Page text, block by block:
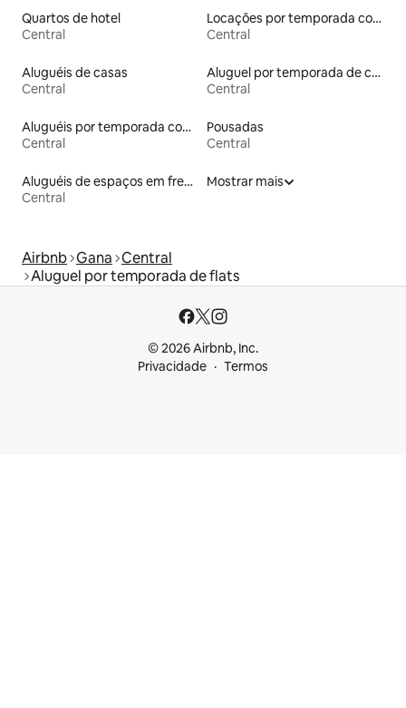
Quartos de hotel
Central
Locações por temporada com piscina
Central
Aluguéis de casas
Central
Aluguel por temporada de casas de hóspedes
Central
Aluguéis por temporada com banheira de hidromassagem
Central
Pousadas
Central
Aluguéis de espaços em frente à praia
Central
Mostrar mais
Airbnb Gana Central
Aluguel por temporada de flats
© 2026 Airbnb, Inc.
Privacidade
Termos